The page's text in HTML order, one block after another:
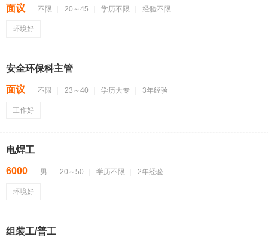
面议 不限 20～45 学历不限 经验不限
环境好
安全环保科主管
面议 不限 23～40 学历大专 3年经验
工作好
电焊工
6000 男 20～50 学历不限 2年经验
环境好
组装工/普工